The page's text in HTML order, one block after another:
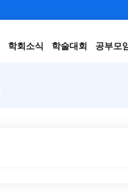
학회소식 학술대회 공부모